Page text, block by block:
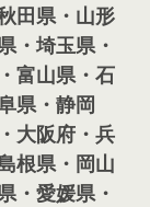
田県・山形
・埼玉県・
富山県・石
県・静岡
大阪府・兵
根県・岡山
・愛媛県・